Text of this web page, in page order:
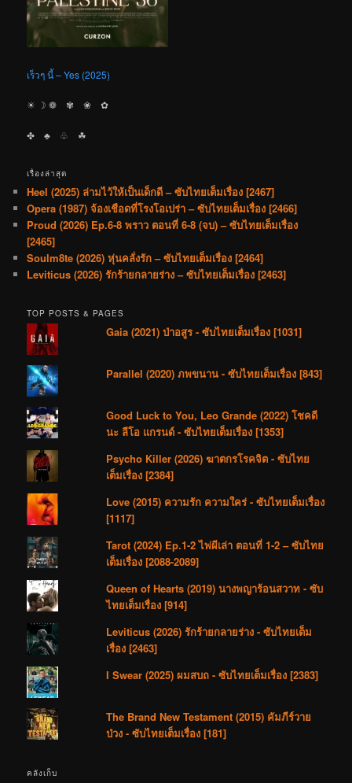
เร็วๆ นี้ – Yes (2025)
☀︎ ☽ ❁ ✾ ❀ ✿
✤ ♣︎ ♧ ☘︎
เรื่องล่าสุด
Heel (2025) ล่ามไว้ให้เป็นเด็กดี – ซับไทยเต็มเรื่อง [2467]
Opera (1987) จ้องเชือดที่โรงโอเปร่า – ซับไทยเต็มเรื่อง [2466]
Proud (2026) Ep.6-8 พราว ตอนที่ 6-8 (จบ) – ซับไทยเต็มเรื่อง
[2465]
Soulm8te (2026) หุ่นคลั่งรัก – ซับไทยเต็มเรื่อง [2464]
Leviticus (2026) รักร้ายกลายร่าง – ซับไทยเต็มเรื่อง [2463]
TOP POSTS & PAGES
Gaia (2021) ป่าอสูร - ซับไทยเต็มเรื่อง [1031]
Parallel (2020) ภพขนาน - ซับไทยเต็มเรื่อง [843]
Good Luck to You, Leo Grande (2022) โชคดี
นะ ลีโอ แกรนด์ - ซับไทยเต็มเรื่อง [1353]
Psycho Killer (2026) ฆาตกรโรคจิต - ซับไทย
เต็มเรื่อง [2384]
Love (2015) ความรัก ความใคร่ - ซับไทยเต็มเรื่อง
[1117]
Tarot (2024) Ep.1-2 ไพ่ผีเล่า ตอนที่ 1-2 – ซับไทย
เต็มเรื่อง [2088-2089]
Queen of Hearts (2019) นางพญาร้อนสวาท - ซับ
ไทยเต็มเรื่อง [914]
Leviticus (2026) รักร้ายกลายร่าง - ซับไทยเต็ม
เรื่อง [2463]
I Swear (2025) ผมสบถ - ซับไทยเต็มเรื่อง [2383]
The Brand New Testament (2015) คัมภีร์วาย
ป่วง - ซับไทยเต็มเรื่อง [181]
คลังเก็บ